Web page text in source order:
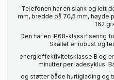
Telefonen har en slank og lett
mm, bredde på 70,5 mm, høyde
162
Den har en IP68-klassifisering
Skallet er robust og
energieffektivitetsklasse B og
minutter per ladesyklus.
og støtter både hurtiglading og